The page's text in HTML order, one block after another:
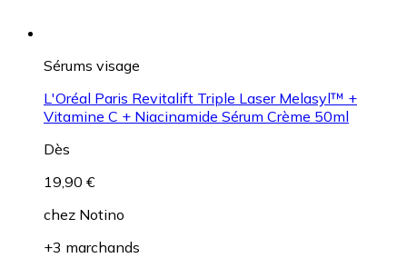
Sérums visage
L'Oréal Paris Revitalift Triple Laser Melasyl™ +
Vitamine C + Niacinamide Sérum Crème 50ml
Dès
19,90 €
chez Notino
+3 marchands